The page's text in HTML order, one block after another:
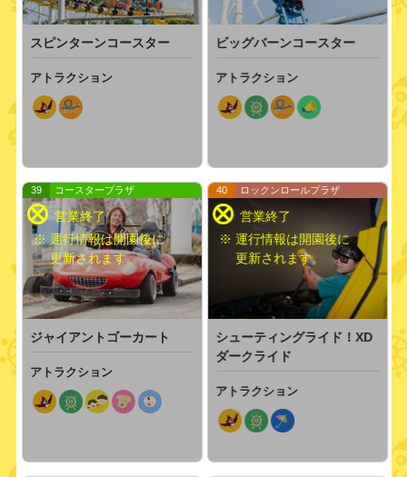
スピンターンコースター
アトラクション
ビッグバーンコースター
アトラクション
39 コースタープラザ
※ 運行情報は開園後に
更新されます。
ジャイアントゴーカート
アトラクション
40 ロックンロールプラザ
※ 運行情報は開園後に
更新されます。
シューティングライド！XD
ダークライド
アトラクション